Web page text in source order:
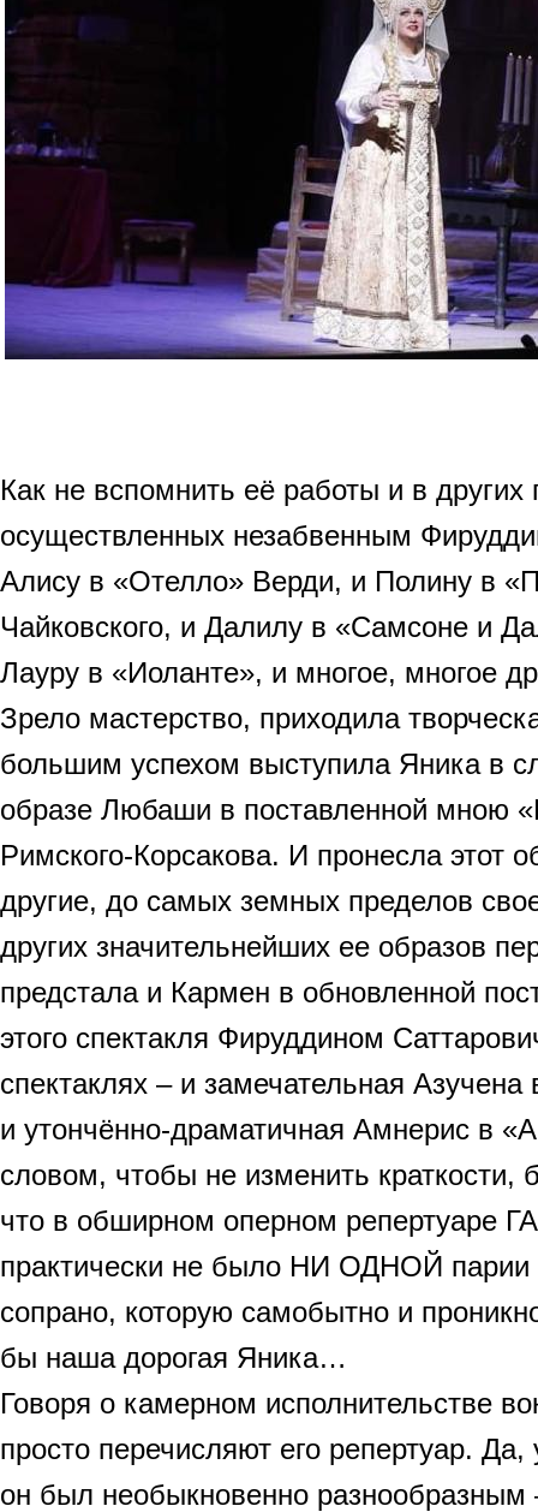
Как не вспомнить её работы и в других
осуществленных незабвенным
Алису в «Отелло» Верди, и Полину в
Чайковского, и Далилу в «Самсоне и
Лауру в «Иоланте», и многое, многое
Зрело мастерство, приходила
большим успехом выступила Яника в
образе Любаши в поставленной мною
Римского-Корсакова. И пронесла этот
другие, до самых земных пределов
других значительнейших ее образов
предстала и Кармен в обновленной
этого спектакля Фируддином
спектаклях – и замечательная
и утончённо-драматичная Амнерис в
словом, чтобы не изменить краткости,
что в обширном оперном репертуаре
практически не было НИ ОДНОЙ
сопрано, которую самобытно и
бы наша дорогая Яника…
Говоря о камерном исполнительстве
просто перечисляют его репертуар.
он был необыкновенно